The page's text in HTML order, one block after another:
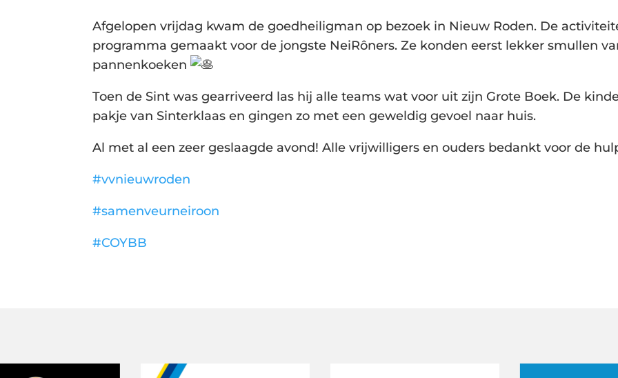
Afgelopen vrijdag kwam degoedheiligman op bezoek in Nieuw Roden. De
programma gemaakt voor de jongste NeiRôners. Ze konden eerst lekker smullen
pannenkoeken
Toen de Sint was gearriveerd las hij alle teams wat voor uit zijn Grote Boek. De
pakje van Sinterklaas en gingen zo met een geweldig gevoel naar huis.
Al met al een zeer geslaagde avond! Alle vrijwilligers en ouders bedankt voor de
#vvnieuwroden
#samenveurneiroon
#COYBB